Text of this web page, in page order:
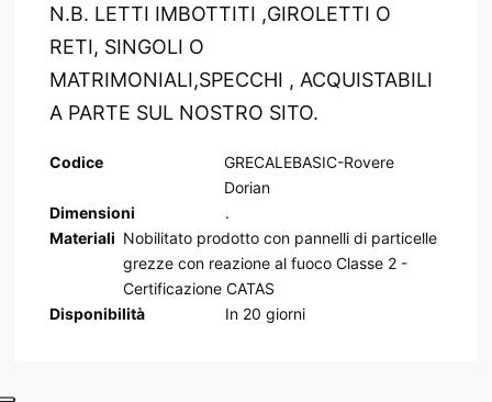
N.B. LETTI IMBOTTITI ,GIROLETTI O
RETI, SINGOLI O
MATRIMONIALI,SPECCHI , ACQUISTABILI
A PARTE SUL NOSTRO SITO.
Codice
GRECALEBASIC-Rovere
Dorian
Dimensioni
.
Materiali Nobilitato prodotto con pannelli di particelle
grezze con reazione al fuoco Classe 2 -
Certificazione CATAS
Disponibilità
In 20 giorni